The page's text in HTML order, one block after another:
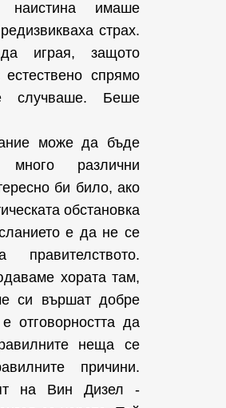
имаше
страх.
играя, защото
естествено спрямо
случваше. Беше
може да бъде
различни
би било, ако
обстановка
е да не се
хората там,
си вършат добре
отговорността да
неща се
причини.
на Вин Дизел -